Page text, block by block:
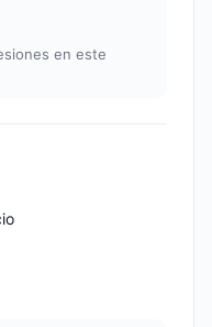
en este